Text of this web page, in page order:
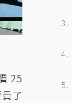
25
了